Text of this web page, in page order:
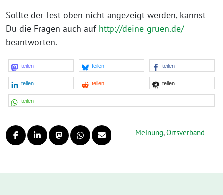
Sollte der Test oben nicht angezeigt werden, kannst
Du die Fragen auch auf http://deine-gruen.de/
beantworten.
teilen teilen teilen
teilen teilen teilen
teilen
Meinung,Ortsverband